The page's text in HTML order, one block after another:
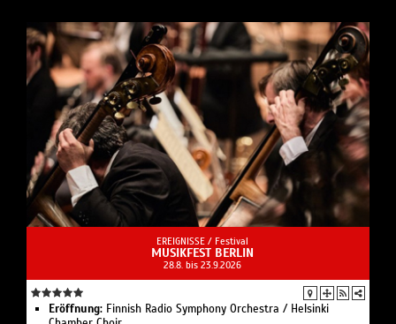
EREIGNISSE / Festival
MUSIKFEST BERLIN
28.8. bis 23.9.2026
Eröffnung: Finnish Radio Symphony Orchestra / Helsinki